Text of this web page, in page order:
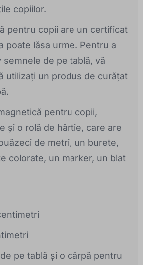
copiilor.
pentru copii are un certificat
poate lăsa urme. Pentru a
semnele de pe tablă, vă
utilizați un produs de curățat
pentru copii,
și o rolă de hârtie, care are
de metri, un burete,
colorate, un marker, un blat
pe tablă și o cârpă pentru